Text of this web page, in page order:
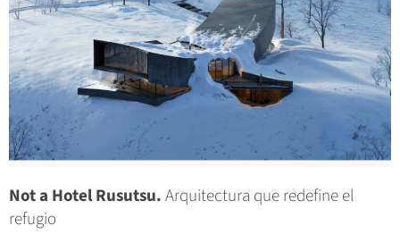
Not a Hotel Rusutsu.Arquitectura que redefine el
refugio